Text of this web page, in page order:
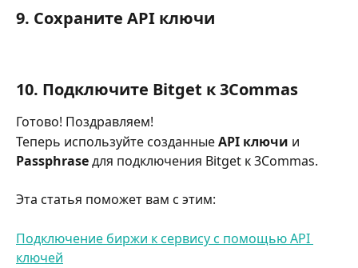
9. Сохраните API ключи
10. Подключите Bitget к 3Commas
Готово! Поздравляем!
Теперь используйте созданные API ключи и
Passphrase для подключения Bitget к 3Commas.
Эта статья поможет вам с этим:
Подключение биржи к сервису с помощью API
ключей